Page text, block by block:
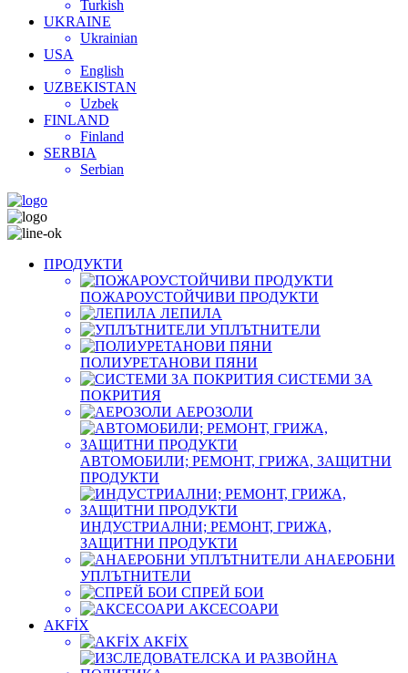
Turkish
UKRAINE
Ukrainian
USA
English
UZBEKISTAN
Uzbek
FINLAND
Finland
SERBIA
Serbian
ПРОДУКТИ
ПОЖАРОУСТОЙЧИВИ ПРОДУКТИ
ЛЕПИЛА
УПЛЪТНИТЕЛИ
ПОЛИУРЕТАНОВИ ПЯНИ
СИСТЕМИ ЗА
ПОКРИТИЯ
АЕРОЗОЛИ
АВТОМОБИЛИ; РЕМОНТ, ГРИЖА, ЗАЩИТНИ
ПРОДУКТИ
ИНДУСТРИАЛНИ; РЕМОНТ, ГРИЖА,
ЗАЩИТНИ ПРОДУКТИ
АНАЕРОБНИ
УПЛЪТНИТЕЛИ
СПРЕЙ БОИ
АКСЕСОАРИ
AKFİX
AKFİX